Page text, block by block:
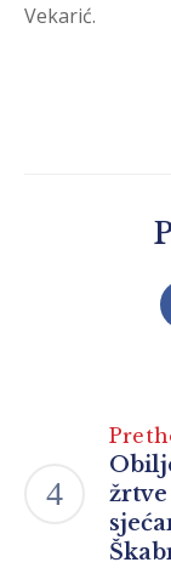
Vekarić.